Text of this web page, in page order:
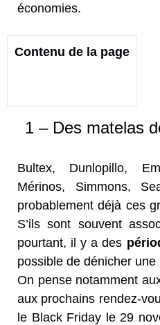
économies.
Contenu de la page
1 – Des matelas
Bultex, Dunlopillo,
Mérinos, Simmons,
probablement déjà ces
S’ils sont souvent
pourtant, il y a des
possible de dénicher
On pense notamment
aux prochains rendez-
le Black Friday le 29